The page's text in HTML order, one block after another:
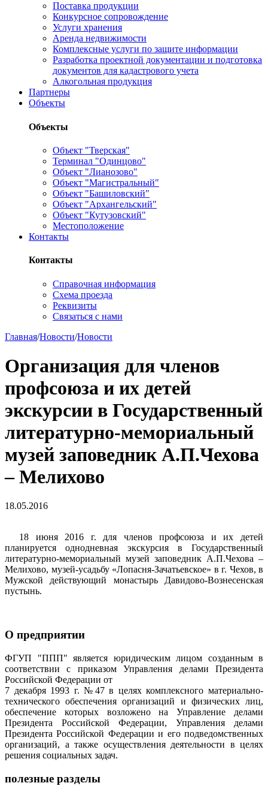
Поставка продукции
Конкурсное сопровождение
Услуги хранения
Аренда недвижимости
Комплексные услуги по защите информации
Разработка проектной документации и подготовка
документов для кадастрового учета
Алкогольная продукция
Партнеры
Объекты
Объекты
Объект "Тверская"
Терминал "Одинцово"
Объект "Лианозово"
Объект "Магистральный"
Объект "Башиловский"
Объект "Архангельский"
Объект "Кутузовский"
Местоположение
Контакты
Контакты
Справочная информация
Схема проезда
Реквизиты
Связаться с нами
Главная/Новости/Новости
Организация для членов
профсоюза и их детей
экскурсии в Государственный
литературно-мемориальный
музей заповедник А.П.Чехова
– Мелихово
18.05.2016
18 июня 2016 г. для членов профсоюза и их детей
планируется однодневная экскурсия в Государственный
литературно-мемориальный музей заповедник А.П.Чехова –
Мелихово, музей-усадьбу «Лопасня-Зачатьевское» в г. Чехов, в
Мужской действующий монастырь Давидово-Вознесенская
пустынь.
О предприятии
ФГУП "ППП" является юридическим лицом созданным в
соответствии с приказом Управления делами Президента
Российской Федерации от
7 декабря 1993 г. №47 в целях комплексного материально-
технического обеспечения организаций и физических лиц,
обеспечение которых возложено на Управление делами
Президента Российской Федерации, Управления делами
Президента Российской Федерации и его подведомственных
организаций, а также осуществления деятельности в целях
решения социальных задач.
полезные разделы